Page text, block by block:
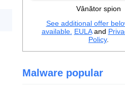
Vânător spion
See additional offer
available. EULAand
Policy.
Malware popular